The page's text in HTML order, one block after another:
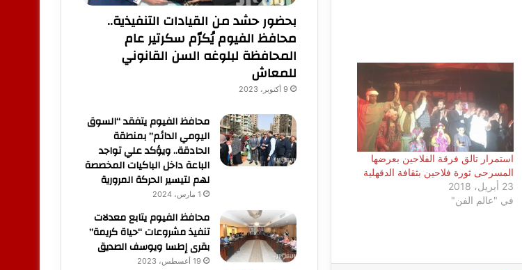
استمرار تالق فرقة الفلاحين بعرضها
المسرحى ثورة فلاحين بثقافة الدقهلية
23 أبريل، 2018
في "عالم الفن"
بحضور حشد من القيادات التنفيذية..
محافظ الفيوم يُكرّم سكرتير عام
المحافظة لبلوغه السن القانوني
للمعاش
9 أكتوبر، 2023
محافظ الفيوم يتفقد “السوق
اليومي الدائم” بمنطقة
الحادقة.. ويؤكد علي تواجد
الباعة داخل الباكيات المخصصة
لهم لتيسير الحركة المرورية
1 مارس، 2024
محافظ الفيوم يتابع معدلات
تنفيذ مشروعات “حياة كريمة”
بقرى إطسا ويوسف الصديق
19 أغسطس، 2023